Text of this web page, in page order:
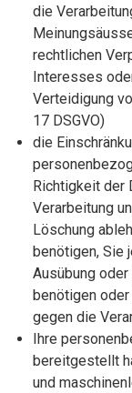
die
rechtlichen
Interesses
Verteidigung
17 DSGVO)
die
Richtigkeit der
Verarbeitung
Löschung
benötigen, Sie
Ausübung
benötigen
gegen die
Ihre
bereitgestellt
und